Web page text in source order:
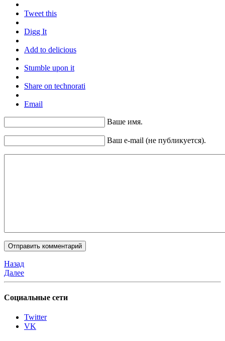
Tweet this
Digg It
Add to delicious
Stumble upon it
Share on technorati
Email
Ваше имя.
Ваш e-mail (не публикуется).
Назад
Далее
Социальные сети
Twitter
VK